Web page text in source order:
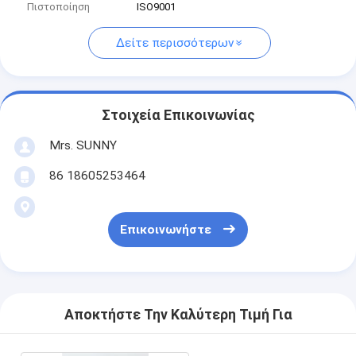
Πιστοποίηση
ISO9001
Δείτε περισσότερων
Στοιχεία Επικοινωνίας
Mrs. SUNNY
86 18605253464
Επικοινωνήστε
Αποκτήστε Την Καλύτερη Τιμή Για